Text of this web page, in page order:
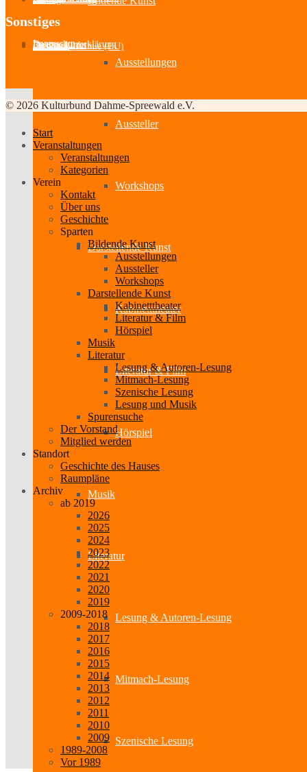
Ausstellungen
Aussteller
Workshops
Darstellende Kunst
Kabinetttheater
Literatur & Film
Hörspiel
Musik
Literatur
Lesung & Autoren-Lesung
Mitmach-Lesung
Szenische Lesung
Sonstiges
Impressum
Datenschutzerklärung
Partner-Links
Feedback
Cookie-Richtlinie (EU)
© 2026 Kulturbund Dahme-Spreewald e.V.
Start
Veranstaltungen
Veranstaltungen
Kategorien
Verein
Kontakt
Über uns
Geschichte
Sparten
Bildende Kunst
Ausstellungen
Aussteller
Workshops
Darstellende Kunst
Kabinetttheater
Literatur & Film
Hörspiel
Musik
Literatur
Lesung & Autoren-Lesung
Mitmach-Lesung
Szenische Lesung
Lesung und Musik
Spurensuche
Der Vorstand
Mitglied werden
Standort
Geschichte des Hauses
Raumpläne
Archiv
ab 2019
2026
2025
2024
2023
2022
2021
2020
2019
2009-2018
2018
2017
2016
2015
2014
2013
2012
2011
2010
2009
1989-2008
Vor 1989